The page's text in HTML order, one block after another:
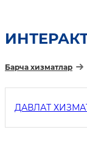
Барча хизматлар
ДАВЛАТ